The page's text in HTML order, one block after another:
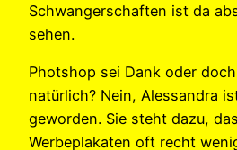
Schwangerschaften ist da
sehen.
Photshop sei Dank oder
natürlich? Nein, Alessandra
geworden. Sie steht dazu,
Werbeplakaten oft recht